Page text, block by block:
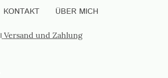
KONTAKT ÜBER MICH
I Versand und Zahlung